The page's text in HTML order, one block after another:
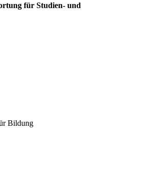
für Studien- und
Bildung